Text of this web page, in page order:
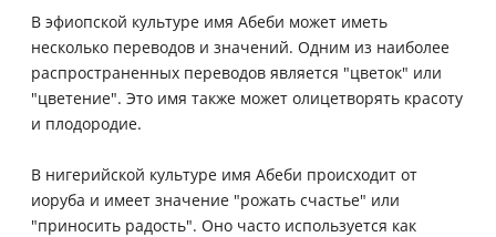
В эфиопской культуре имя Абеби может иметь
несколько переводов и значений. Одним из наиболее
распространенных переводов является "цветок" или
"цветение". Это имя также может олицетворять красоту
и плодородие.
В нигерийской культуре имя Абеби происходит от
иоруба и имеет значение "рожать счастье" или
"приносить радость". Оно часто используется как